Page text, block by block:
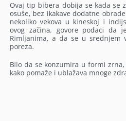
Ovaj tip bibera dobija se kada se
osuše, bez ikakave dodatne
nekoliko vekova u kineskoj i
ovog začina, govore podaci da
Rimljanima, a da se u srednjem
poreza.
Bilo da se konzumira u formi
kako pomaže i ublažava mnoge